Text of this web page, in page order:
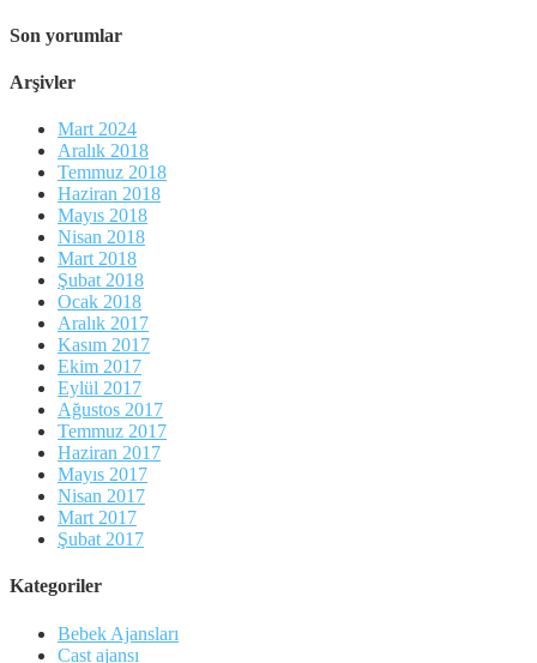
Son yorumlar
Arşivler
Mart 2024
Aralık 2018
Temmuz 2018
Haziran 2018
Mayıs 2018
Nisan 2018
Mart 2018
Şubat 2018
Ocak 2018
Aralık 2017
Kasım 2017
Ekim 2017
Eylül 2017
Ağustos 2017
Temmuz 2017
Haziran 2017
Mayıs 2017
Nisan 2017
Mart 2017
Şubat 2017
Kategoriler
Bebek Ajansları
Cast ajansı